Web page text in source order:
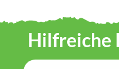
Hilfreiche